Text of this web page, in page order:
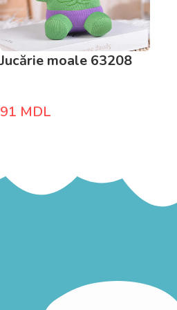
Jucărie moale 63208
91 MDL